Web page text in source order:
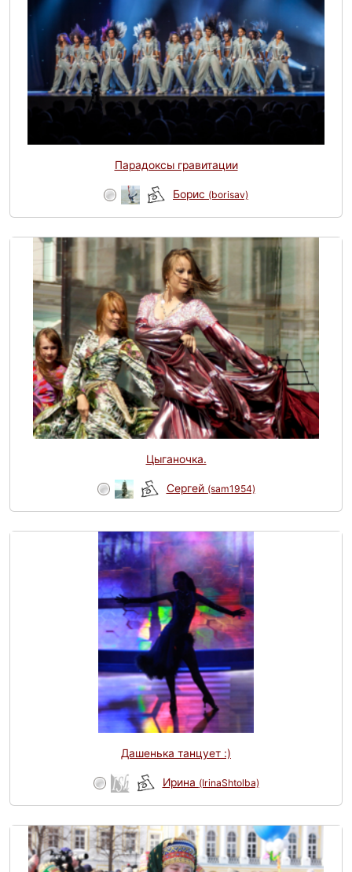
Парадоксы гравитации
Борис (borisav)
Цыганочка.
Сергей (sam1954)
Дашенька танцует :)
Ирина (IrinaShtolba)